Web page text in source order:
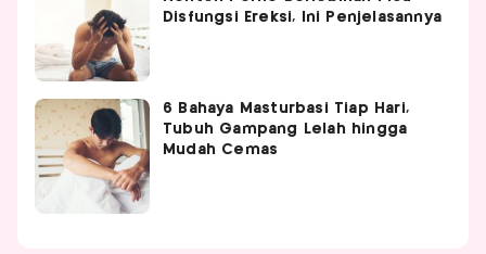
Disfungsi Ereksi, Ini Penjelasannya
6 Bahaya Masturbasi Tiap Hari,
Tubuh Gampang Lelah hingga
Mudah Cemas